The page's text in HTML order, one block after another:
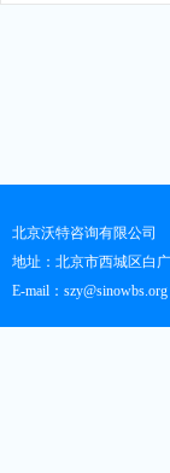
北京沃特咨询有限公司
地址：北京市西城
E-mail：szy@sinowbs.org